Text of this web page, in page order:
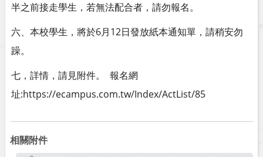
半之前接走學生，若無法配合者，請勿報名。
六、本校學生，將於6月12日發放紙本通知單，請稍安勿
躁。
七，詳情，請見附件。 報名網
址:https://ecampus.com.tw/Index/ActList/85
相關附件